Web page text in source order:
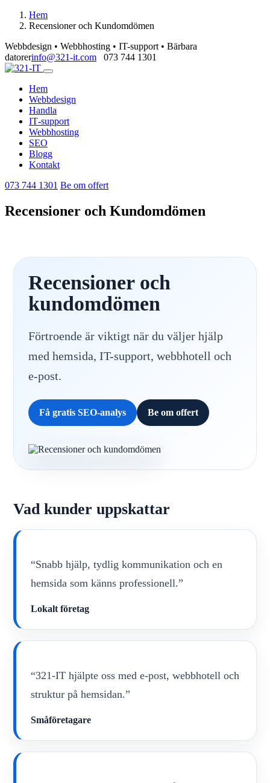
Hem
Recensioner och Kundomdömen
Webbdesign • Webbhosting • IT-support • Bärbara
datorerinfo@321-it.com 073 744 1301
Hem
Webbdesign
Handla
IT‑support
Webbhosting
SEO
Blogg
Kontakt
073 744 1301 Be om offert
Recensioner och Kundomdömen
Recensioner och
kundomdömen
Förtroende är viktigt när du väljer hjälp
med hemsida, IT-support, webbhotell och
e-post.
Få gratis SEO-analys Be om offert
Vad kunder uppskattar
“Snabb hjälp, tydlig kommunikation och en
hemsida som känns professionell.”
Lokalt företag
“321-IT hjälpte oss med e-post, webbhotell och
struktur på hemsidan.”
Småföretagare